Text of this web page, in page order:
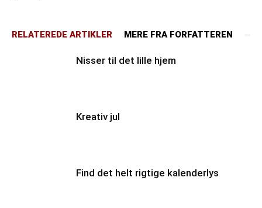
RELATEREDE ARTIKLER MERE FRA FORFATTEREN
Nisser til det lille hjem
Kreativ jul
Find det helt rigtige kalenderlys